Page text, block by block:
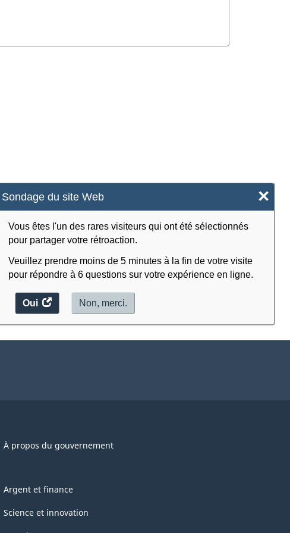
Sondage du site Web ×
Vous êtes l'un des rares visiteurs qui ont été sélectionnés
pour partager votre rétroaction.
Veuillez prendre moins de 5 minutes à la fin de votre visite
pour répondre à 6 questions sur votre expérience en ligne.
Oui
accéder
au
Non, merci.
À propos du gouvernement
Argent et finance
Science et innovation